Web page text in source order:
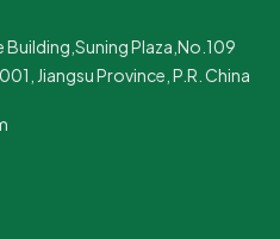
Building,Suning Plaza,No.109
Jiangsu Province, P.R. China